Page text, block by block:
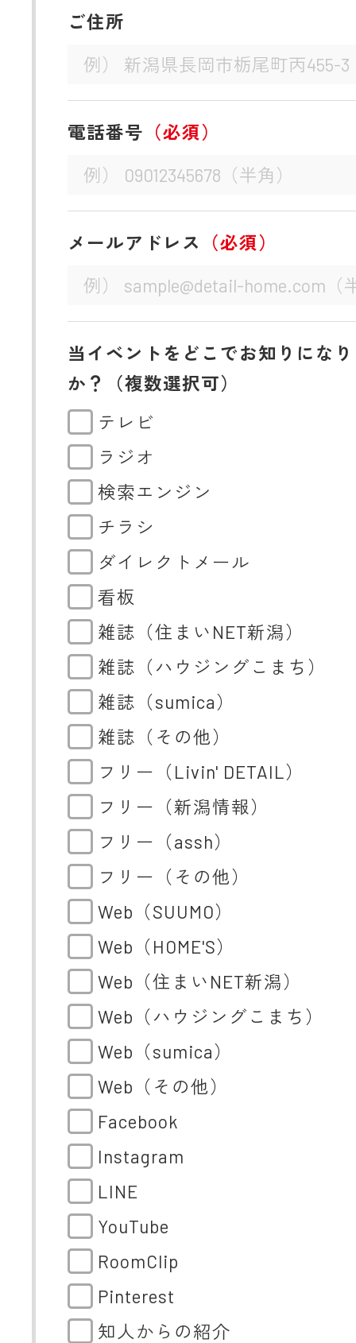
ご住所
電話番号 （必須）
メールアドレス （必須）
当イベントをどこでお知りにな
か？（複数選択可）
テレビ
ラジオ
検索エンジン
チラシ
ダイレクトメール
看板
雑誌（住まいNET新潟）
雑誌（ハウジングこまち）
雑誌（sumica）
雑誌（その他）
フリー（Livin' DETAIL）
フリー（新潟情報）
フリー（assh）
フリー（その他）
Web（SUUMO）
Web（HOME'S）
Web（住まいNET新潟）
Web（ハウジングこまち）
Web（sumica）
Web（その他）
Facebook
Instagram
LINE
YouTube
RoomClip
Pinterest
知人からの紹介